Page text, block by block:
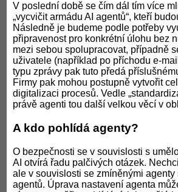
V poslední době se čím dál tím více
„vycvičit armádu AI agentů“, kteří
Následně je budeme podle potřeby
připravenost pro konkrétní úlohu bez
mezi sebou spolupracovat, případně
uživatele (například po příchodu e-
typu zprávy pak tuto předá
Firmy pak mohou postupně vytvořit
digitalizaci procesů. Vedle
právě agenti tou další velkou věcí v
A kdo pohlídá agenty?
O bezpečnosti se v souvislosti s
AI otvírá řadu palčivých otázek.
ale v souvislosti se zmíněnými
agentů. Úprava nastavení agenta